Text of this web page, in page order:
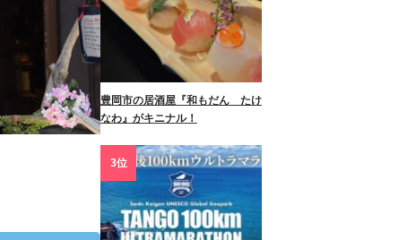
豊岡市の居酒屋『和もだん たけ
なわ』がキニナル！
3位